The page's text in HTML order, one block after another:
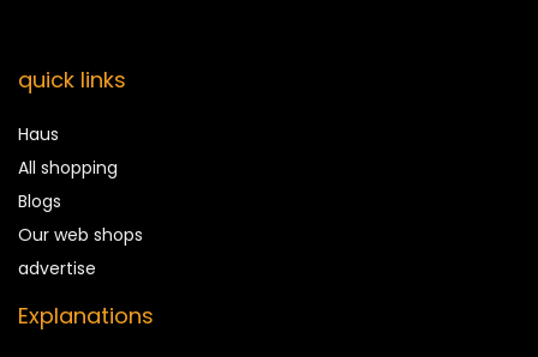
quick links
Haus
All shopping
Blogs
Our web shops
advertise
Explanations